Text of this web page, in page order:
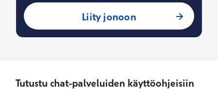
Liity jonoon
Tutustu chat-palveluiden käyttöohjeisiin